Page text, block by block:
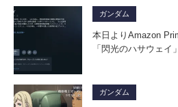
ガンダム
本日よりAmazon
「閃光のハサウェ
ガンダム